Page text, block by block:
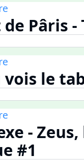
Pâris -
vois le
-
#1